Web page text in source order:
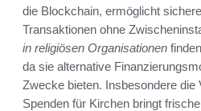
die Blockchain, ermöglicht
Transaktionen ohne
in religiösen Organisationen
da sie alternative
Zwecke bieten. Insbesondere die
Spenden für Kirchen bringt